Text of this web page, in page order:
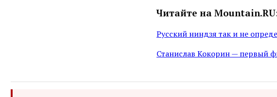
Читайте на
Русский ниндзя так и не
Станислав Кокорин — первый